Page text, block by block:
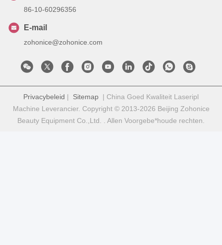
86-10-60296356
E-mail
zohonice@zohonice.com
Privacybeleid | Sitemap | China Goed Kwaliteit Laseripl
Machine Leverancier. Copyright © 2013-2026 Beijing Zohonice
Beauty Equipment Co.,Ltd. . Allen Voorgebe*houde rechten.